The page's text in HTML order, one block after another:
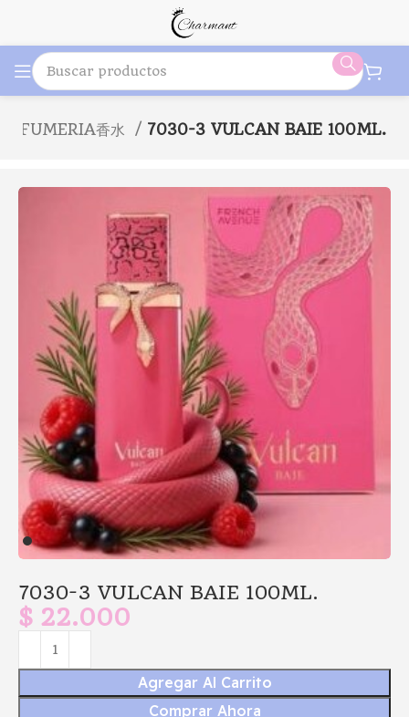
香水 7030-3 VULCAN BAIE 100ML.
7030-3 VULCAN BAIE 100ML.
$ 22.000
Agregar Al Carrito
Comprar Ahora